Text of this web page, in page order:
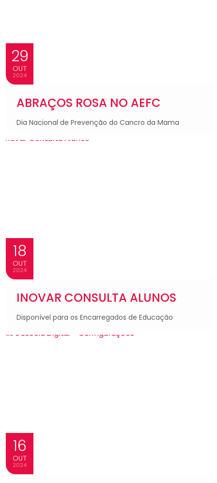
29
OUT
2024
ABRAÇOS ROSA NO AEFC
Dia Nacional de Prevenção do Cancro da Mama
18
OUT
2024
INOVAR CONSULTA ALUNOS
Disponível para os Encarregados de Educação
16
OUT
2024